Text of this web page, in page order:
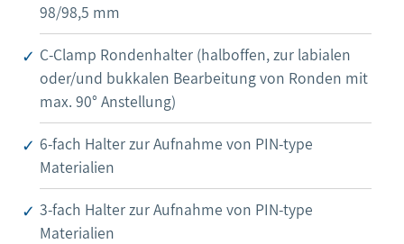
98/98,5 mm
C-Clamp Rondenhalter (halboffen, zur labialen
oder/und bukkalen Bearbeitung von Ronden mit
max. 90° Anstellung)
6-fach Halter zur Aufnahme von PIN-type
Materialien
3-fach Halter zur Aufnahme von PIN-type
Materialien